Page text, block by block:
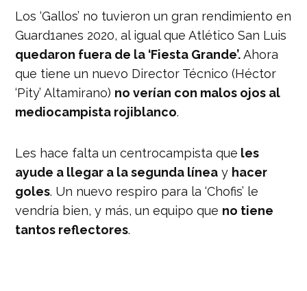
Los ‘Gallos’ no tuvieron un gran rendimiento en
Guard1anes 2020, al igual que Atlético San Luis
quedaron fuera de la ‘Fiesta Grande’.Ahora
que tiene un nuevo Director Técnico (Héctor
‘Pity’ Altamirano) no verían con malos ojos al
mediocampista rojiblanco.
Les hace falta un centrocampista que les
ayude a llegar a la segunda línea y hacer
goles. Un nuevo respiro para la ‘Chofis’ le
vendría bien, y más, un equipo que no tiene
tantos reflectores.